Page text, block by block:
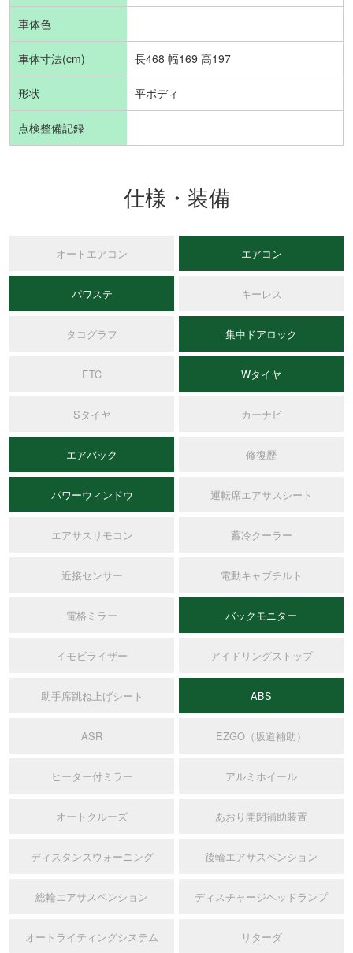
車体色
車体寸法(cm) 長468 幅169 高197
形状 平ボディ
点検整備記録
仕様・装備
オートエアコン エアコン
パワステ キーレス
タコグラフ 集中ドアロック
ETC Wタイヤ
Sタイヤ カーナビ
エアバック 修復歴
パワーウィンドウ 運転席エアサスシート
エアサスリモコン 蓄冷クーラー
近接センサー 電動キャブチルト
電格ミラー バックモニター
イモビライザー アイドリングストップ
助手席跳ね上げシート ABS
ASR EZGO（坂道補助）
ヒーター付ミラー アルミホイール
オートクルーズ あおり開閉補助装置
ディスタンスウォーニング 後輪エアサスペンション
総輪エアサスペンション ディスチャージヘッドランプ
オートライティングシステム リターダ